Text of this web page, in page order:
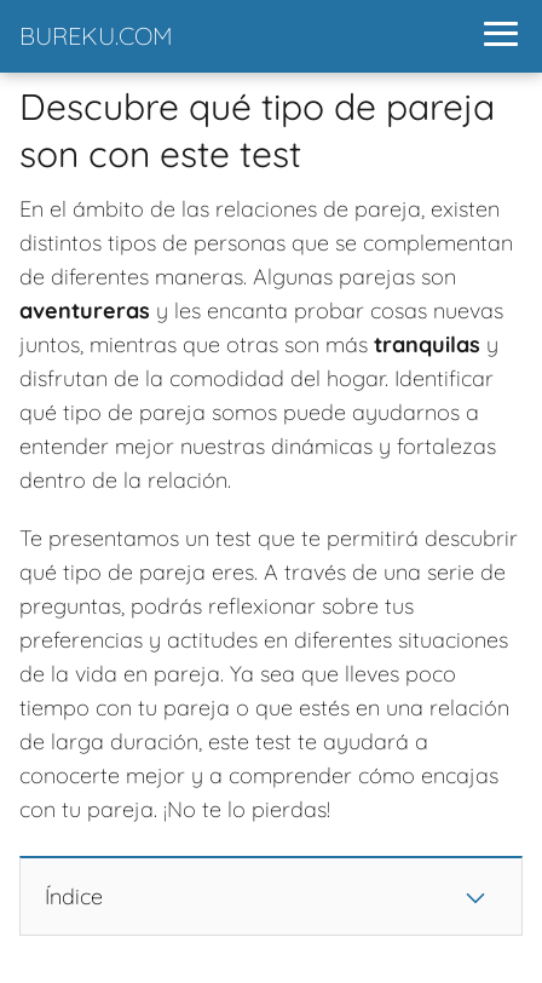
BUREKU.COM
Descubre qué tipo de pareja
son con este test
En el ámbito de las relaciones de pareja, existen
distintos tipos de personas que se complementan
de diferentes maneras. Algunas parejas son
aventureras y les encanta probar cosas nuevas
juntos, mientras que otras son más tranquilas y
disfrutan de la comodidad del hogar. Identificar
qué tipo de pareja somos puede ayudarnos a
entender mejor nuestras dinámicas y fortalezas
dentro de la relación.
Te presentamos un test que te permitirá descubrir
qué tipo de pareja eres. A través de una serie de
preguntas, podrás reflexionar sobre tus
preferencias y actitudes en diferentes situaciones
de la vida en pareja. Ya sea que lleves poco
tiempo con tu pareja o que estés en una relación
de larga duración, este test te ayudará a
conocerte mejor y a comprender cómo encajas
con tu pareja. ¡No te lo pierdas!
Índice